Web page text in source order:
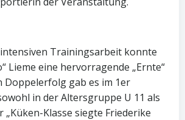
Trainingsarbeit konnte
Lieme eine hervorragende „Ernte“
Doppelerfolg gab es im 1er
in der Altersgruppe U 11 als
„Küken-Klasse siegte Friederike